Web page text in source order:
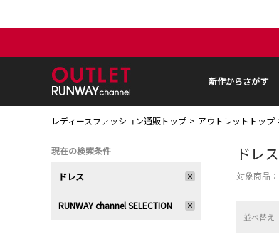
新作からさがす
レディースファッション通販トップ アウトレットトップ
ドレス
対象商品：
並べ替え
現在の検索条件
ドレス
RUNWAY channel SELECTION